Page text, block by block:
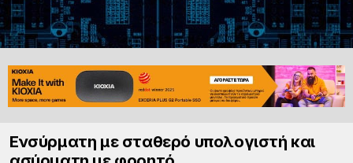
Ενσύρματη με σταθερό υπολογιστή και